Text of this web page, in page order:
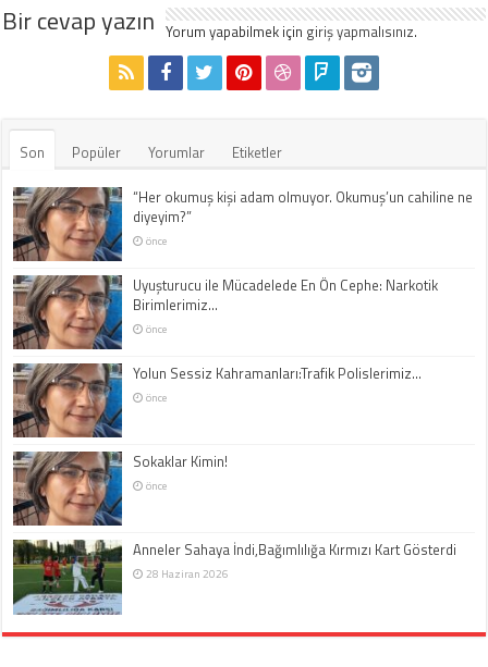
Bir cevap yazın Yorum yapabilmek için giriş yapmalısınız.
Son Popüler Yorumlar Etiketler
“Her okumuş kişi adam olmuyor. Okumuş’un cahiline ne
diyeyim?”
önce
Uyuşturucu ile Mücadelede En Ön Cephe: Narkotik
Birimlerimiz…
önce
Yolun Sessiz Kahramanları:Trafik Polislerimiz…
önce
Sokaklar Kimin!
önce
Anneler Sahaya İndi,Bağımlılığa Kırmızı Kart Gösterdi
28 Haziran 2026